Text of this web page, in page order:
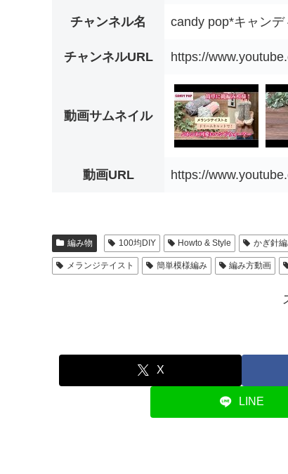
チャンネル名 candy pop*キャンデ
チャンネルURL https://
動画サムネイル
動画URL https://
編み物 100均DIY Howto & Style かぎ針
メランジテイスト 簡単模様編み 編み方動画
X
LINE